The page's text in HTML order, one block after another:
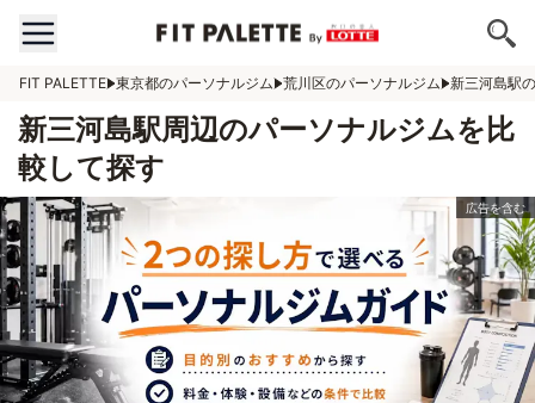
FIT PALETTE 東京都のパーソナルジム 荒川区のパーソナルジム 新三河島駅
新三河島駅周辺のパーソナルジムを比
較して探す